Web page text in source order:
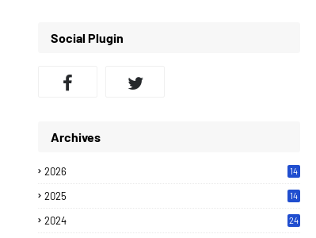
Social Plugin
Archives
2026 14
2025 14
2024 24